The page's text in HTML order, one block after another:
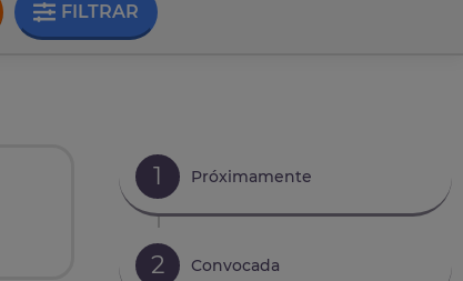
FILTRAR
1 Próximamente
2 Convocada